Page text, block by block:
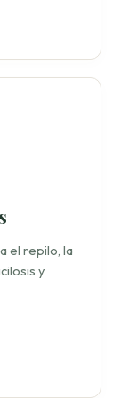
el repilo, la
y